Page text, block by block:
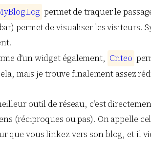
yBlogLog permet de traquer le
permet de visualiser les visiteurs.
d’un widget également, Criteo
mais je trouve finalement assez
outil de réseau, c’est
(réciproques ou pas). On appelle
que vous linkez vers son blog, et il